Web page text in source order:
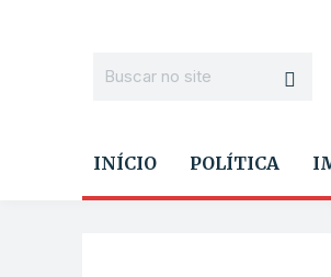
INÍCIO POLÍTICA